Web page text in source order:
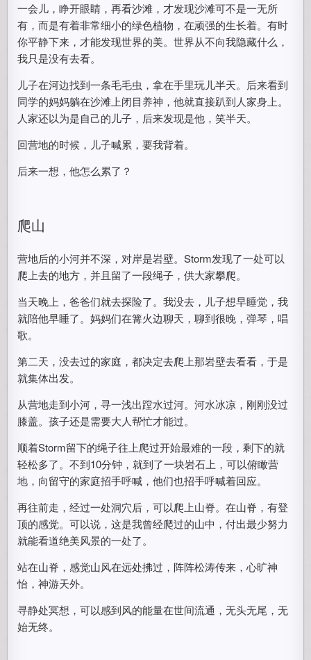
一会儿，睁开眼睛，再看沙滩，才发现沙滩可不是一无所
有，而是有着非常细小的绿色植物，在顽强的生长着。有时
你平静下来，才能发现世界的美。世界从不向我隐藏什么，
我只是没有去看。
儿子在河边找到一条毛毛虫，拿在手里玩儿半天。后来看到
同学的妈妈躺在沙滩上闭目养神，他就直接趴到人家身上。
人家还以为是自己的儿子，后来发现是他，笑半天。
回营地的时候，儿子喊累，要我背着。
后来一想，他怎么累了？
爬山
营地后的小河并不深，对岸是岩壁。Storm发现了一处可以
爬上去的地方，并且留了一段绳子，供大家攀爬。
当天晚上，爸爸们就去探险了。我没去，儿子想早睡觉，我
就陪他早睡了。妈妈们在篝火边聊天，聊到很晚，弹琴，唱
歌。
第二天，没去过的家庭，都决定去爬上那岩壁去看看，于是
就集体出发。
从营地走到小河，寻一浅出蹚水过河。河水冰凉，刚刚没过
膝盖。孩子还是需要大人帮忙才能过。
顺着Storm留下的绳子往上爬过开始最难的一段，剩下的就
轻松多了。不到10分钟，就到了一块岩石上，可以俯瞰营
地，向留守的家庭招手呼喊，他们也招手呼喊着回应。
再往前走，经过一处洞穴后，可以爬上山脊。在山脊，有登
顶的感觉。可以说，这是我曾经爬过的山中，付出最少努力
就能看道绝美风景的一处了。
站在山脊，感觉山风在远处拂过，阵阵松涛传来，心旷神
怡，神游天外。
寻静处冥想，可以感到风的能量在世间流通，无头无尾，无
始无终。